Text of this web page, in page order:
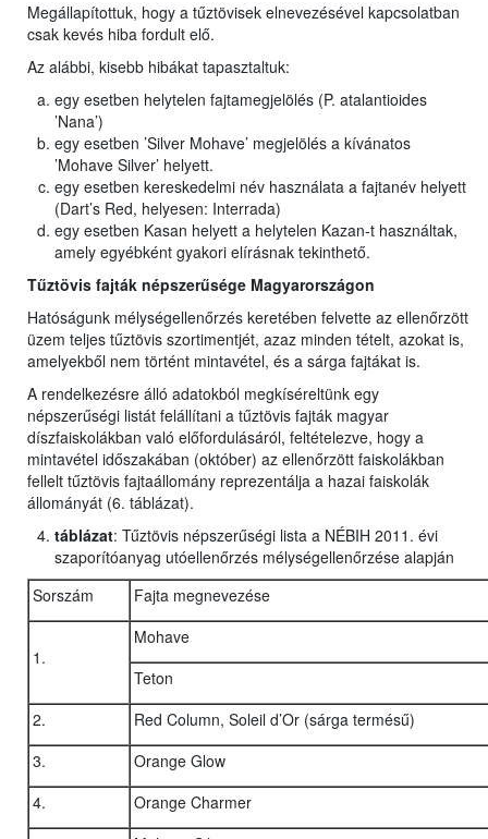
Megállapítottuk, hogy a tűztövisek elnevezésével kapcsolatban
csak kevés hiba fordult elő.
Az alábbi, kisebb hibákat tapasztaltuk:
egy esetben helytelen fajtamegjelölés (P. atalantioides
’Nana’)
egy esetben ’Silver Mohave’ megjelölés a kívánatos
’Mohave Silver’ helyett.
egy esetben kereskedelmi név használata a fajtanév helyett
(Dart’s Red, helyesen: Interrada)
egy esetben Kasan helyett a helytelen Kazan-t használtak,
amely egyébként gyakori elírásnak tekinthető.
Tűztövis fajták népszerűsége Magyarországon
Hatóságunk mélységellenőrzés keretében felvette az ellenőrzött
üzem teljes tűztövis szortimentjét, azaz minden tételt, azokat is,
amelyekből nem történt mintavétel, és a sárga fajtákat is.
A rendelkezésre álló adatokból megkíséreltünk egy
népszerűségi listát felállítani a tűztövis fajták magyar
díszfaiskolákban való előfordulásáról, feltételezve, hogy a
mintavétel időszakában (október) az ellenőrzött faiskolákban
fellelt tűztövis fajtaállomány reprezentálja a hazai faiskolák
állományát (6. táblázat).
táblázat: Tűztövis népszerűségi lista a NÉBIH 2011. évi
szaporítóanyag utóellenőrzés mélységellenőrzése alapján
Sorszám
Fajta megnevezése
1.
Mohave
Teton
2.
Red Column, Soleil d’Or (sárga termésű)
3.
Orange Glow
4.
Orange Charmer